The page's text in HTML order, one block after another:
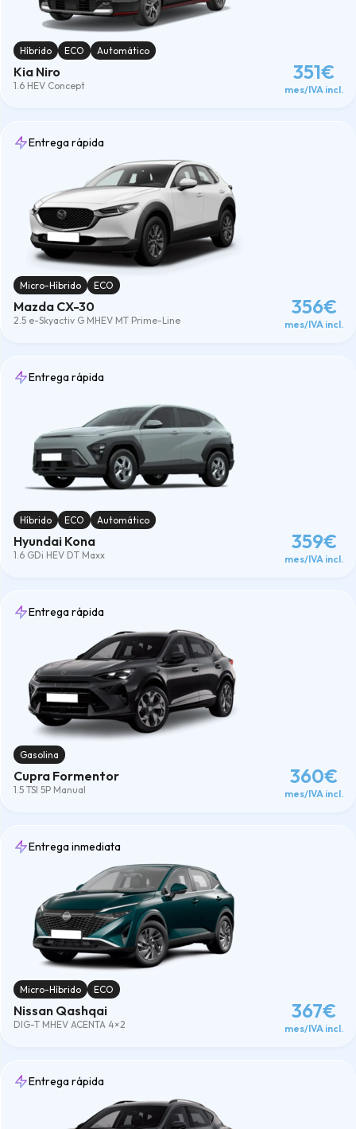
Híbrido ECO Automático
Kia Niro
1.6 HEV Concept
351€
mes/IVA incl.
Entrega rápida
Micro-Híbrido ECO
Mazda CX-30
2.5 e-Skyactiv G MHEV MT Prime-Line
356€
mes/IVA incl.
Entrega rápida
Híbrido ECO Automático
Hyundai Kona
1.6 GDi HEV DT Maxx
359€
mes/IVA incl.
Entrega rápida
Gasolina
Cupra Formentor
1.5 TSI 5P Manual
360€
mes/IVA incl.
Entrega inmediata
Micro-Híbrido ECO
Nissan Qashqai
DIG-T MHEV ACENTA 4×2
367€
mes/IVA incl.
Entrega rápida